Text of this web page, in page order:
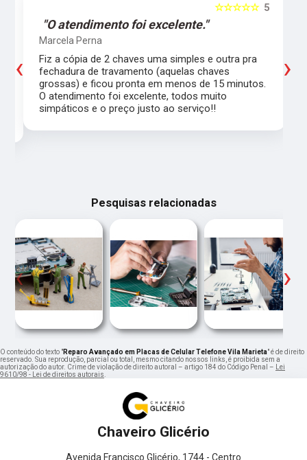
5
☆☆☆☆☆
"O atendimento foi excelente."
Marcela Perna
Fiz a cópia de 2 chaves uma simples e outra pra
fechadura de travamento (aquelas chaves
grossas) e ficou pronta em menos de 15 minutos.
O atendimento foi excelente, todos muito
simpáticos e o preço justo ao serviço!!
‹ ›
Pesquisas relacionadas
‹ ›
O conteúdo do texto "Reparo Avançado em Placas de Celular Telefone Vila Marieta" é de direito
reservado. Sua reprodução, parcial ou total, mesmo citando nossos links, é proibida sem a
autorização do autor. Crime de violação de direito autoral – artigo 184 do Código Penal –
Lei
9610/98 - Lei de direitos autorais
Chaveiro Glicério
Avenida Francisco Glicério, 1744 - Centro